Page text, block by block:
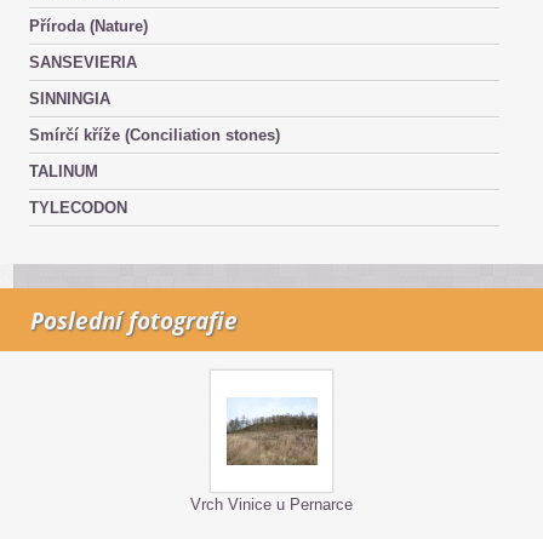
Příroda (Nature)
SANSEVIERIA
SINNINGIA
Smírčí kříže (Conciliation stones)
TALINUM
TYLECODON
Poslední fotografie
Vrch Vinice u Pernarce